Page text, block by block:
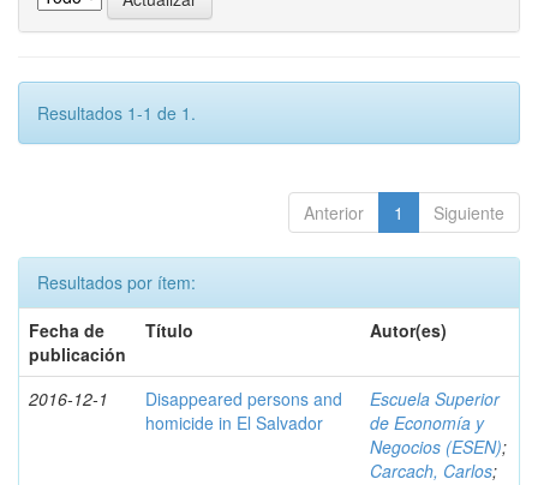
Resultados 1-1 de 1.
Anterior 1 Siguiente
Resultados por ítem:
Fecha de
publicación
Título Autor(es)
2016-12-1
Disappeared persons and
homicide in El Salvador
Escuela Superior
de Economía y
Negocios (ESEN);
Carcach, Carlos;